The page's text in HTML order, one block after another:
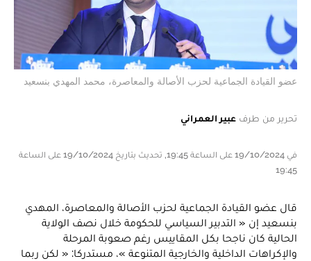
عضو القيادة الجماعية لحزب الأصالة والمعاصرة، محمد المهدي بنسعيد
تحرير من طرف عبير العمراني
في 19/10/2024 على الساعة 19:45, تحديث بتاريخ 19/10/2024 على الساعة
19:45
قال عضو القيادة الجماعية لحزب الأصالة والمعاصرة، المهدي
بنسعيد إن « التدبير السياسي للحكومة خلال نصف الولاية
الحالية كان ناجحا بكل المقاييس رغم صعوبة المرحلة
والإكراهات الداخلية والخارجية المتنوعة »، مستدركا: « لكن ربما